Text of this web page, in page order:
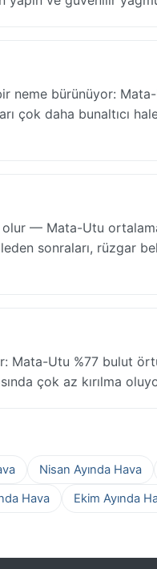
neme bürünüyor:
çok daha bunaltıcı
olur — Mata-Utu
sonraları, rüzgar
Mata-Utu %77 bulut
çok az kırılma
Nisan Ayında Hava
Hava Ekim Ayında